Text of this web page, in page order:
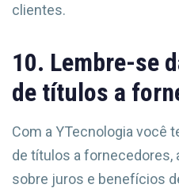
clientes.
10. Lembre-se
de títulos a
Com a YTecnologia você
de títulos a fornecedores,
sobre juros e benefícios